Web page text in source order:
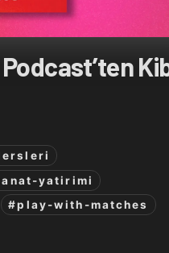
yatirimi
#play-with-matches